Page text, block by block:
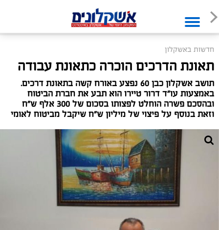
חדשות באשקלון
תאונת הדרכים הוכרה כתאונת עבודה
תושב אשקלון כבן 60 נפצע באורח קשה בתאונת דרכים.
באמצעות עו"ד דרור טיירו הוא תבע את חברת הביטוח
ובהסכם פשרה הוחלט לפצותו בסכום של 300 אלף ש"ח
וזאת בנוסף על פיצוי של מיליון ש"ח שיקבל מביטוח לאומי